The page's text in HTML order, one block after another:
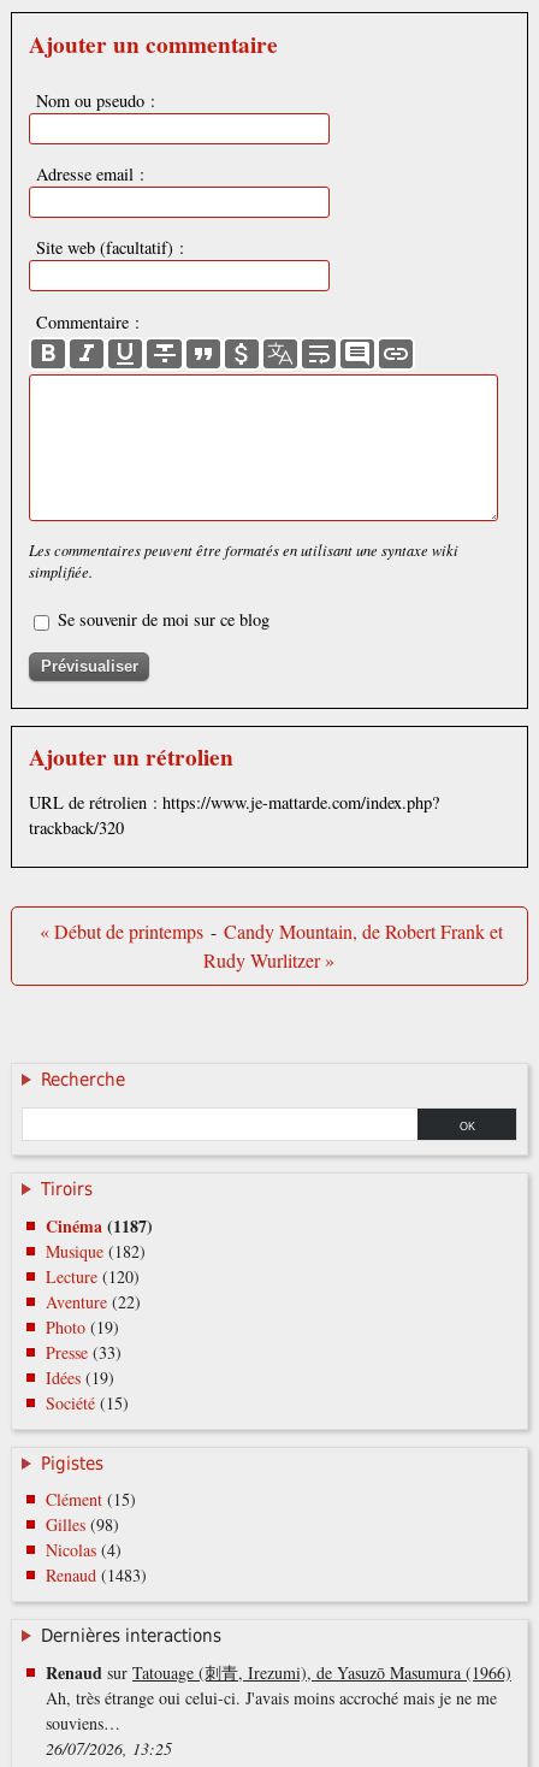
Ajouter un commentaire
Nom ou pseudo :
Adresse email :
Site web (facultatif) :
Commentaire :
Les commentaires peuvent être formatés en utilisant une syntaxe wiki
simplifiée.
Se souvenir de moi sur ce blog
Ajouter un rétrolien
URL de rétrolien : https://www.je-mattarde.com/index.php?
trackback/320
« Début de printemps - Candy Mountain, de Robert Frank et
Rudy Wurlitzer »
Recherche
Tiroirs
Cinéma(1187)
Musique (182)
Lecture (120)
Aventure (22)
Photo (19)
Presse (33)
Idées (19)
Société (15)
Pigistes
Clément(15)
Gilles(98)
Nicolas(4)
Renaud(1483)
Dernières interactions
Renaudsur Tatouage (刺青, Irezumi), de Yasuzō Masumura (1966)
Ah, très étrange oui celui-ci. J'avais moins accroché mais je ne me
souviens…
26/07/2026, 13:25